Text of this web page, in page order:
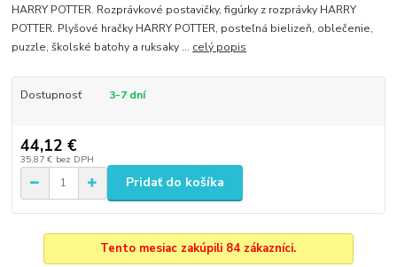
HARRY POTTER. Rozprávkové postavičky, figúrky z rozprávky HARRY
POTTER. Plyšové hračky HARRY POTTER, posteľná bielizeň, oblečenie,
puzzle, školské batohy a ruksaky ... celý popis
Dostupnosť 3-7 dní
44,12 €
35,87 € bez DPH
Pridať do košíka
Tento mesiac zakúpili 84 zákazníci.